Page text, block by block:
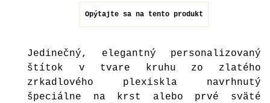
Opýtajte sa na tento produkt
Jedinečný, elegantný personalizovaný
štítok v tvare kruhu zo zlatého
zrkadlového plexiskla navrhnutý
špeciálne na krst alebo prvé sväté